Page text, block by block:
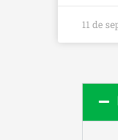
11 de